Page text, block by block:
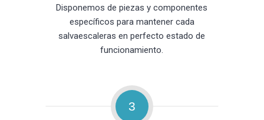
Disponemos de piezas y componentes
específicos para mantener cada
salvaescaleras en perfecto estado de
funcionamiento.
3